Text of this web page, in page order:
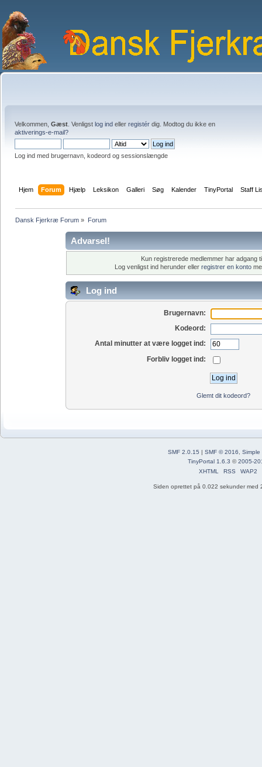
Velkommen, Gæst . Venligst log ind eller registér dig. Modtog du ikke en
aktiverings-e-mail?
Log ind med brugernavn, kodeord og sessionslængde
Hjem Forum Hjælp Leksikon Galleri Søg Kalender TinyPortal Staff
Dansk Fjerkræ Forum » Forum
Advarsel!
Kun registrerede medlemmer har adgang
Log venligst ind herunder eller registrer en konto
Log ind
Brugernavn:
Kodeord:
Antal minutter at være logget ind:
Forbliv logget ind:
Glemt dit kodeord?
SMF 2.0.15 | SMF © 2016
Simple
TinyPortal 1.6.3 ©2005-
XHTML
RSS WAP2
Siden oprettet på 0.022 sekunder med